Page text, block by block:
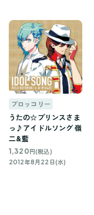
ブロッコリー
うたの☆プリンスさま
っ♪アイドルソング 嶺
二&藍
1,320 円(税込)
2012年8月22日(水)